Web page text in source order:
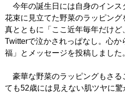
今年の誕生日には自身のインス
花束に見立てた野菜のラッピング
真とともに「ここ近年毎年だけど
Twitterで泣かされっぱなし。心か
福」とメッセージを投稿しました
豪華な野菜のラッピングもさる
ても52歳には見えない肌ツヤに驚